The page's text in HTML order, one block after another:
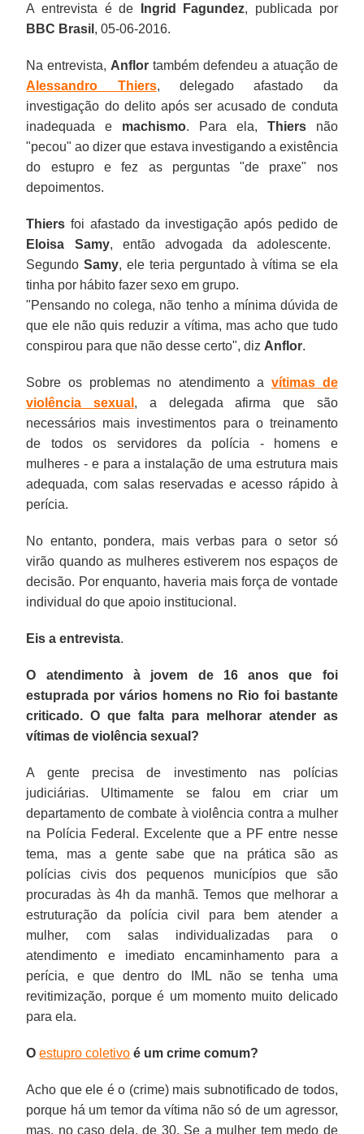
A entrevista é de Ingrid Fagundez, publicada por
BBC Brasil , 05-06-2016.
Na entrevista, Anflor também defendeu a atuação de
Alessandro Thiers, delegado afastado da
investigação do delito após ser acusado de conduta
inadequada e machismo. Para ela, Thiersnão
"pecou" ao dizer que estava investigando a existência
do estupro e fez as perguntas "de praxe" nos
depoimentos.
Thiers foi afastado da investigação após pedido de
Eloisa Samy, então advogada da adolescente.
SegundoSamy, ele teria perguntado à vítima se ela
tinha por hábito fazer sexo em grupo.
"Pensando no colega, não tenho a mínima dúvida de
que ele não quis reduzir a vítima, mas acho que tudo
conspirou para que não desse certo", diz Anflor.
Sobre os problemas no atendimento a vítimas de
violência sexual , a delegada afirma que são
necessários mais investimentos para o treinamento
de todos os servidores da polícia - homens e
mulheres - e para a instalação de uma estrutura mais
adequada, com salas reservadas e acesso rápido à
perícia.
No entanto, pondera, mais verbas para o setor só
virão quando as mulheres estiverem nos espaços de
decisão. Por enquanto, haveria mais força de vontade
individual do que apoio institucional.
Eis a entrevista.
O atendimento à jovem de 16 anos que foi
estuprada por vários homens no Rio foi bastante
criticado. O que falta para melhorar atender as
vítimas de violência sexual?
A gente precisa de investimento nas polícias
judiciárias. Ultimamente se falou em criar um
departamento de combate à violência contra a mulher
na Polícia Federal. Excelente que a PF entre nesse
tema, mas a gente sabe que na prática são as
polícias civis dos pequenos municípios que são
procuradas às 4h da manhã. Temos que melhorar a
estruturação da polícia civil para bem atender a
mulher, com salas individualizadas para o
atendimento e imediato encaminhamento para a
perícia, e que dentro do IML não se tenha uma
revitimização, porque é um momento muito delicado
para ela.
Oestupro coletivo é um crime comum?
Acho que ele é o (crime) mais subnotificado de todos,
porque há um temor da vítima não só de um agressor,
mas, no caso dela, de 30. Se a mulher tem medo de